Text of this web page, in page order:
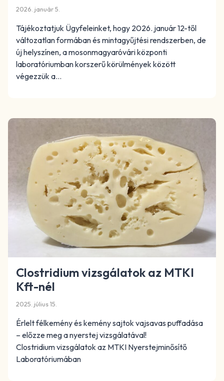
2026. január 5.
Tájékoztatjuk Ügyfeleinket, hogy 2026. január 12-től
változatlan formában és mintagyűjtési rendszerben, de
új helyszínen, a mosonmagyaróvári központi
laboratóriumban korszerű körülmények között
végezzük a…
Clostridium vizsgálatok az MTKI
Kft-nél
2025. július 15.
Érlelt félkemény és kemény sajtok vajsavas puffadása
– előzze meg a nyerstej vizsgálatával!
Clostridium vizsgálatok az MTKI Nyerstejminősítő
Laboratóriumában